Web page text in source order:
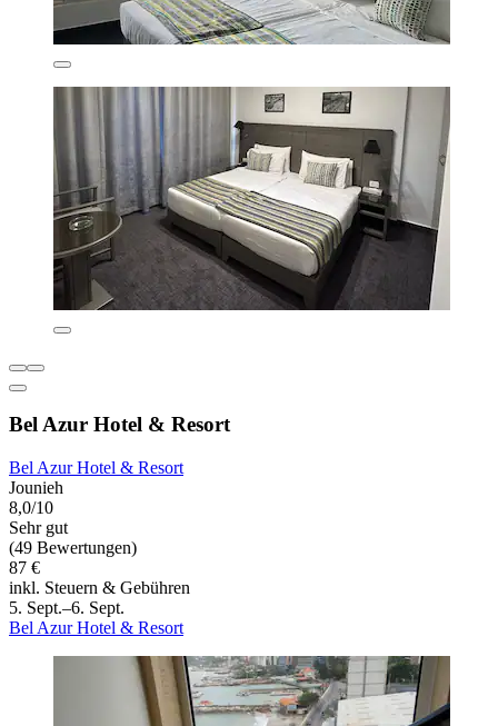
Bel Azur Hotel & Resort
Bel Azur Hotel & Resort
Jounieh
8,0/10
Sehr gut
(49 Bewertungen)
87 €
inkl. Steuern & Gebühren
5. Sept.–6. Sept.
Bel Azur Hotel & Resort